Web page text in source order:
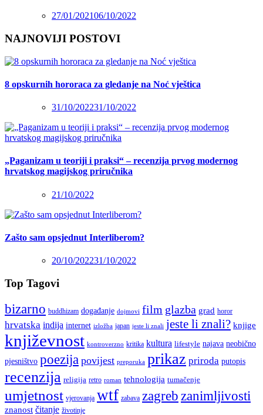
27/01/202106/10/2022
NAJNOVIJI POSTOVI
8 opskurnih hororaca za gledanje na Noć vještica
31/10/202231/10/2022
„Paganizam u teoriji i praksi“ – recenzija prvog modernog
hrvatskog magijskog priručnika
21/10/2022
Zašto sam opsjednut Interliberom?
20/10/202231/10/2022
Top Tagovi
bizarno buddhizam događanje dojmovi film glazba grad horor
hrvatska indija internet izložba japan jeste li znali jeste li znali? knjige
književnost kontroverzno kritika kultura lifestyle najava neobično
pjesništvo poezija povijest preporuka prikaz priroda putopis
recenzija religija retro roman tehnologija tumačenje
umjetnost vjerovanja wtf zabava zagreb zanimljivosti
znanost čitanje životinje